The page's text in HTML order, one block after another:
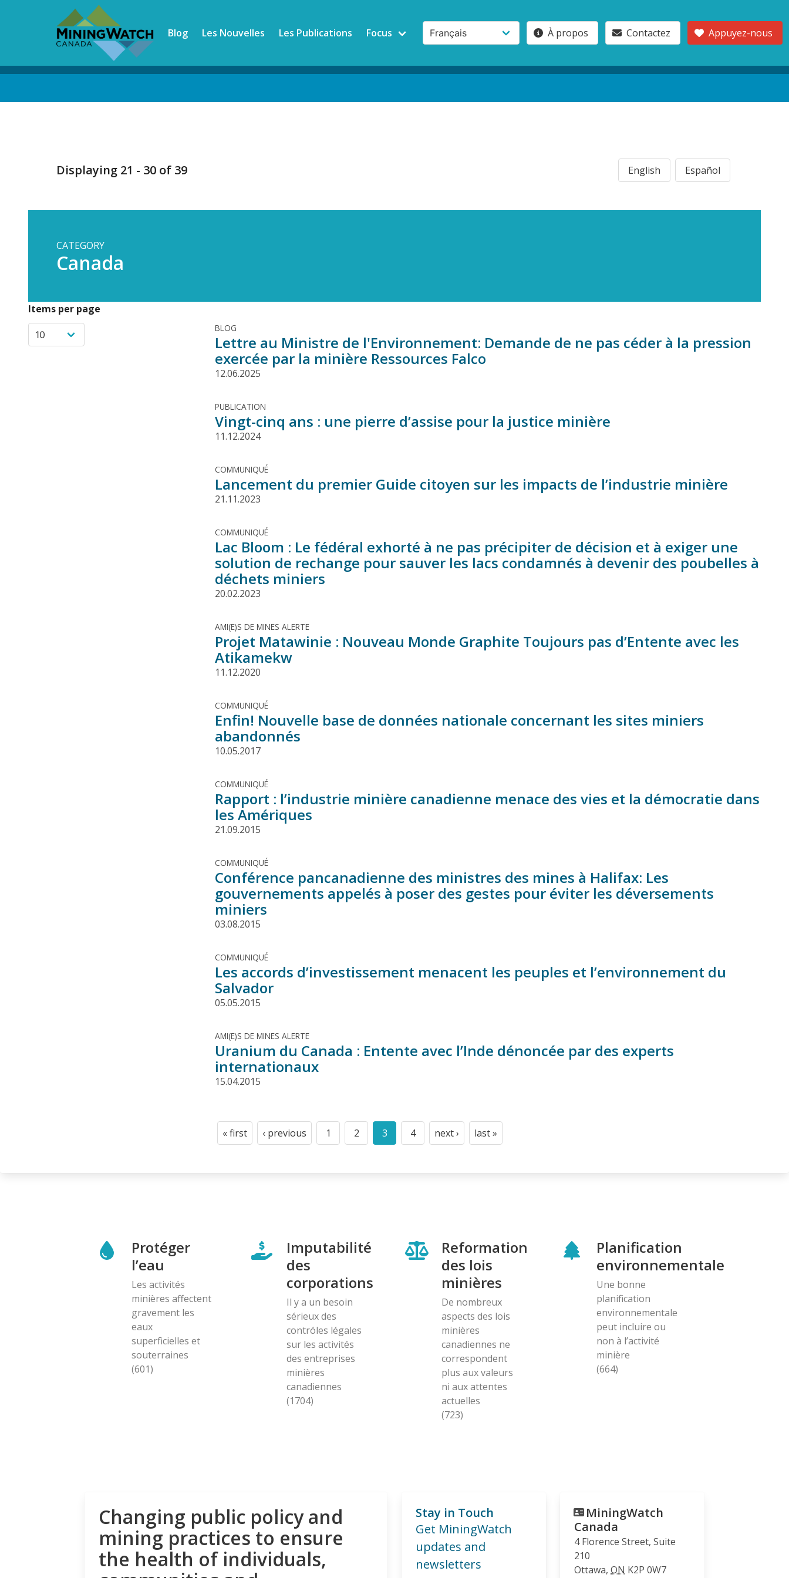
Blog Les Nouvelles Les Publications Focus À propos Contactez Appuyez-nous
Displaying 21 - 30 of 39 English Español
CATEGORY
Canada
Items per page
BLOG
Lettre au Ministre de l'Environnement: Demande de ne pas céder à la pression
exercée par la minière Ressources Falco
12.06.2025
PUBLICATION
Vingt-cinq ans : une pierre d’assise pour la justice minière
11.12.2024
COMMUNIQUÉ
Lancement du premier Guide citoyen sur les impacts de l’industrie minière
21.11.2023
COMMUNIQUÉ
Lac Bloom : Le fédéral exhorté à ne pas précipiter de décision et à exiger une
solution de rechange pour sauver les lacs condamnés à devenir des poubelles à
déchets miniers
20.02.2023
AMI(E)S DE MINES ALERTE
Projet Matawinie : Nouveau Monde Graphite Toujours pas d’Entente avec les
Atikamekw
11.12.2020
COMMUNIQUÉ
Enfin! Nouvelle base de données nationale concernant les sites miniers
abandonnés
10.05.2017
COMMUNIQUÉ
Rapport : l’industrie minière canadienne menace des vies et la démocratie dans
les Amériques
21.09.2015
COMMUNIQUÉ
Conférence pancanadienne des ministres des mines à Halifax: Les
gouvernements appelés à poser des gestes pour éviter les déversements
miniers
03.08.2015
COMMUNIQUÉ
Les accords d’investissement menacent les peuples et l’environnement du
Salvador
05.05.2015
AMI(E)S DE MINES ALERTE
Uranium du Canada : Entente avec l’Inde dénoncée par des experts
internationaux
15.04.2015
Pagination
First
« first
Previous
‹ previous
Page
1
Page
2
Current
3
Page
4
Next
next ›
Last
last »
Protéger
l’eau
Les activités
minières affectent
gravement les
eaux
superficielles et
souterraines
(601)
Imputabilité
des
corporations
Il y a un besoin
sérieux des
contróles légales
sur les activités
des entreprises
minières
canadiennes
(1704)
Reformation
des lois
minières
De nombreux
aspects des lois
minières
canadiennes ne
correspondent
plus aux valeurs
ni aux attentes
actuelles
(723)
Planification
environnementale
Une bonne
planification
environnementale
peut incluire ou
non à l’activité
minière
(664)
Changing public policy and
mining practices to ensure
the health of individuals,
Stay in Touch
Get MiningWatch
updates and
newsletters
MiningWatch
Canada
4 Florence Street, Suite
210
Ottawa, ON K2P 0W7